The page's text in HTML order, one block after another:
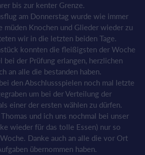
bis zur kenter Grenze.
am Donnerstag wurde wie immer
müden Knochen und Glieder wieder zu
wir in die letzten beiden Tage.
konnten die fleißigsten der Woche
bei der Prüfung erlangen, herzlichen
an alle die bestanden haben.
den Abschlussspielen noch mal letzte
um bei der Verteilung der
einer der ersten wählen zu dürfen.
und ich uns nochmal bei unser
wieder für das tolle Essen) nur so
Danke auch an alle die vor Ort
übernommen haben.